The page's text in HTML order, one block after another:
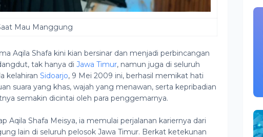
Mau Manggung
Aqila Shafa kini kian bersinar dan menjadi perbincangan
tak hanya di Jawa Timur, namun juga di seluruh
kelahiran Sidoarjo, 9 Mei 2009 ini, berhasil memikat hati
suara yang khas, wajah yang menawan, serta kepribadian
semakin dicintai oleh para penggemarnya.
Aqila Shafa Meisya, ia memulai perjalanan kariernya dari
lain di seluruh pelosok Jawa Timur. Berkat ketekunan